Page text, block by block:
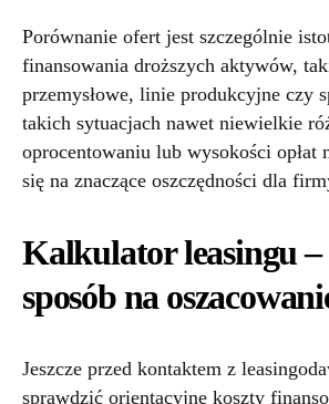
Porównanie ofert jest szczególnie
finansowania droższych aktywów,
przemysłowe, linie produkcyjne czy
takich sytuacjach nawet niewielkie
oprocentowaniu lub wysokości opłat
się na znaczące oszczędności dla
Kalkulator leasingu –
sposób na
Jeszcze przed kontaktem z
sprawdzić orientacyjne koszty